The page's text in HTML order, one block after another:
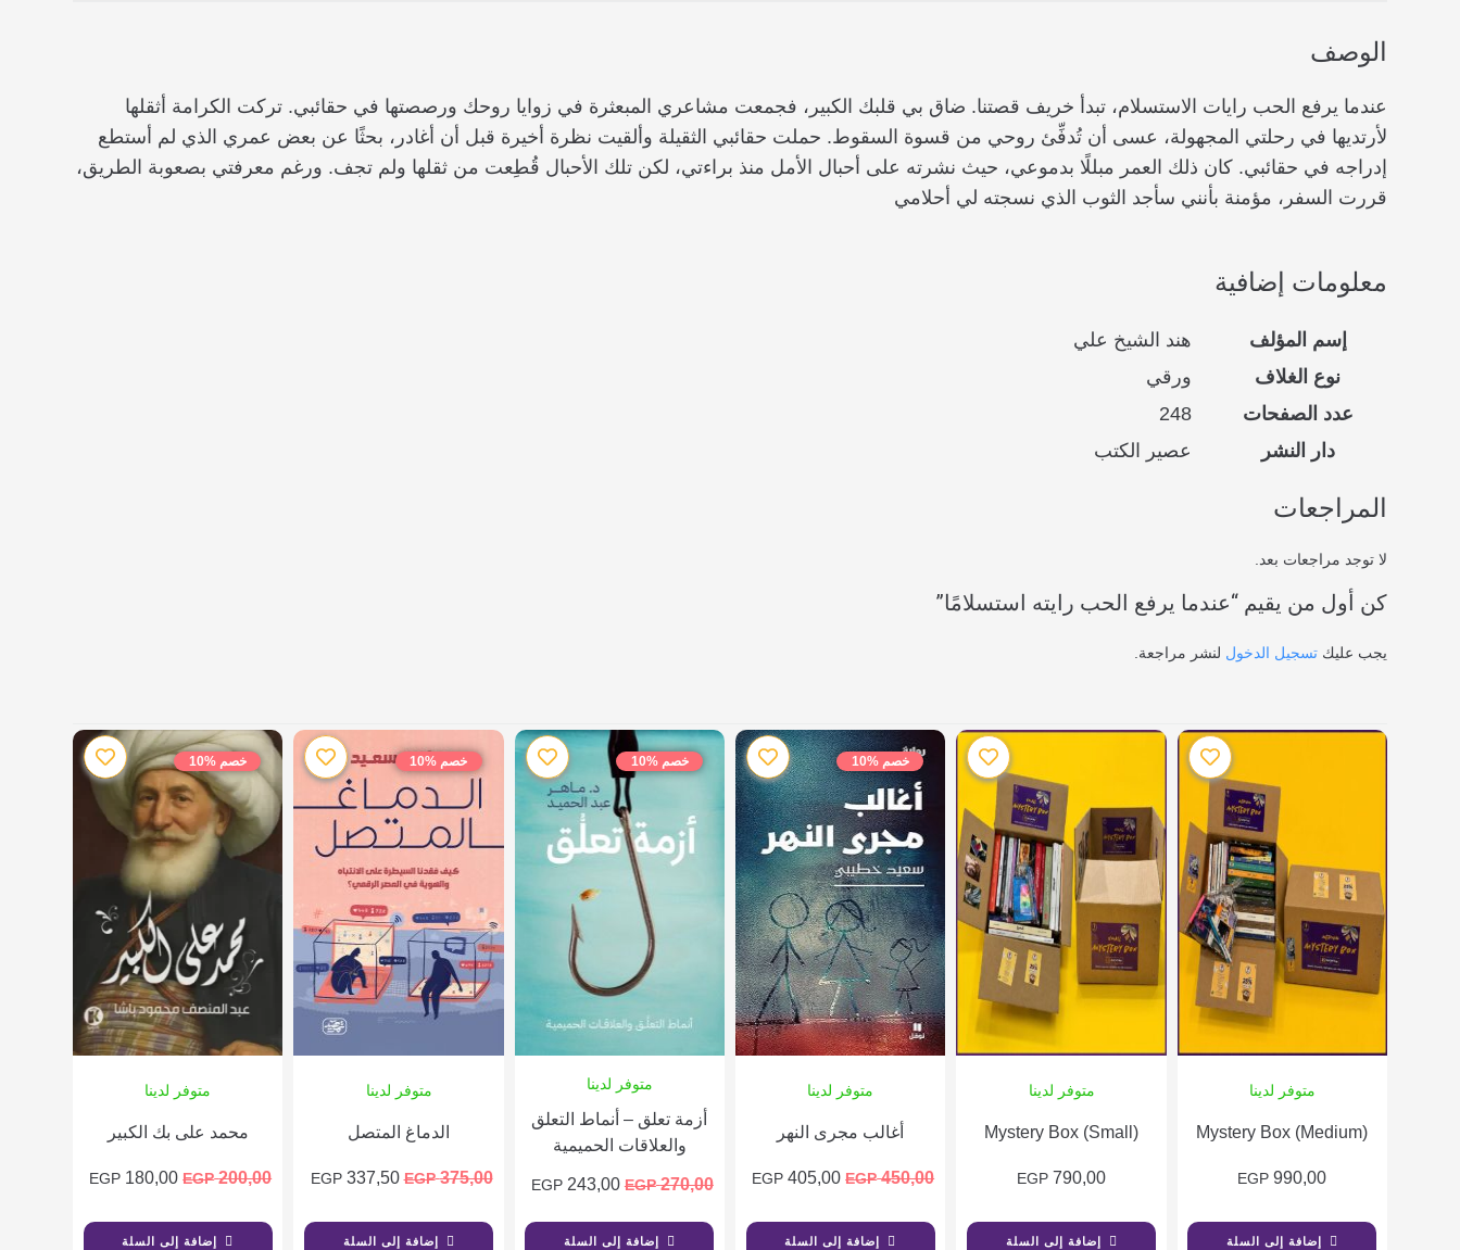
الوصف
عندما يرفع الحب رايات الاستسلام، تبدأ خريف قصتنا. ضاق بي قلبك الكبير، فجمعت مشاعري المبعثرة في زوايا روحك ورصصتها في حقائبي. تركت الكرامة أثقلها
لأرتديها في رحلتي المجهولة، عسى أن تُدفِّئ روحي من قسوة السقوط. حملت حقائبي الثقيلة وألقيت نظرة أخيرة قبل أن أغادر، بحثًا عن بعض عمري الذي لم أستطع
إدراجه في حقائبي. كان ذلك العمر مبللًا بدموعي، حيث نشرته على أحبال الأمل منذ براءتي، لكن تلك الأحبال قُطِعت من ثقلها ولم تجف. ورغم معرفتي بصعوبة الطريق،
قررت السفر، مؤمنة بأنني سأجد الثوب الذي نسجته لي أحلامي
معلومات إضافية
إسم المؤلف
هند الشيخ علي
نوع الغلاف
ورقي
عدد الصفحات
248
دار النشر
عصير الكتب
المراجعات
لا توجد مراجعات بعد.
كن أول من يقيم “عندما يرفع الحب رايته استسلامًا”
يجب عليك تسجيل الدخول لنشر مراجعة.
متوفر لدينا
Mystery Box (Medium)
990,00
EGP
إضافة إلى السلة
متوفر لدينا
Mystery Box (Small)
790,00
EGP
إضافة إلى السلة
خصم %10
متوفر لدينا
أغالب مجرى النهر
450,00
EGP
405,00
EGP
إضافة إلى السلة
خصم %10
متوفر لدينا
أزمة تعلق – أنماط التعلق
والعلاقات الحميمية
270,00
EGP
243,00
EGP
إضافة إلى السلة
خصم %10
متوفر لدينا
الدماغ المتصل
375,00
EGP
337,50
EGP
إضافة إلى السلة
خصم %10
متوفر لدينا
محمد على بك الكبير
200,00
EGP
180,00
EGP
إضافة إلى السلة